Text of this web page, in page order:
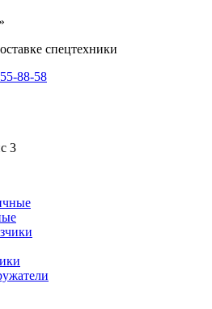
»
спецтехники
88-58
3